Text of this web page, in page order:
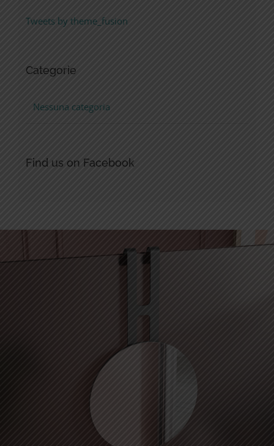
Tweets by theme_fusion
Categorie
Nessuna categoria
Find us on Facebook